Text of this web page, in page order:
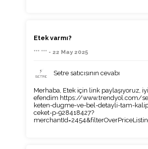
Etek varmı?
*** *** - 22 May 2025
Setre satıcısının cevabı
Merhaba, Etek için link paylaşıyoruz,
efendim https://www.trendyol.com/
keten-dugme-ve-bel-detayli-tam-
ceket-p-928418427?